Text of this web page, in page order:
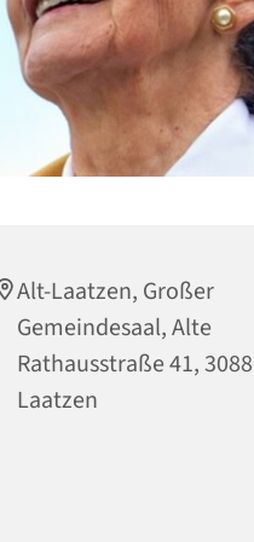
Alt-Laatzen, Großer
Gemeindesaal, Alte
Rathausstraße 41,
Laatzen